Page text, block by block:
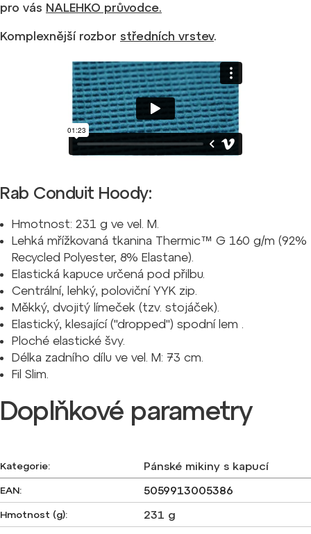
pro vás NALEHKO průvodce.
Komplexnější rozbor středních vrstev.
Rab Conduit Hoody:
Hmotnost: 231 g ve vel. M.
Lehká mřížkovaná tkanina Thermic™ G 160 g/m (92%
Recycled Polyester, 8% Elastane).
Elastická kapuce určená pod přilbu.
Centrální, lehký, poloviční YYK zip.
Měkký, dvojitý límeček (tzv. stojáček).
Elastický, klesající ("dropped") spodní lem .
Ploché elastické švy.
Délka zadního dílu ve vel. M: 73 cm.
Fil Slim.
Doplňkové parametry
Kategorie: Pánské mikiny s kapucí
EAN: 5059913005386
Hmotnost (g): 231 g